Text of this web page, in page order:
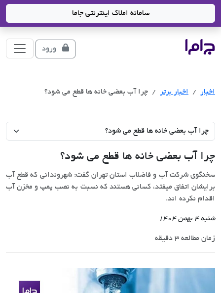
سامانه املاک اینترنتی جاما
- سامانه جامع املاک و مشاورین املاک
ورود
اخبار اخبار برتر چرا آب بعضی خانه ها قطع می شود؟
چرا آب بعضی خانه ها قطع می شود؟
سخنگوی شرکت آب و فاضلاب استان تهران گفت: شهروندانی که قطع آب
برایشان اتفاق میفتد، کسانی هستند که نسبت به نصب پمپ و مخزن آب
اقدام نکرده اند.
شنبه 4 بهمن 1404
زمان مطالعه 3 دقیقه